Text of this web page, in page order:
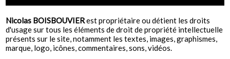
Nicolas BOISBOUVIERest propriétaire ou détient les droits
d'usage sur tous les éléments de droit de propriété intellectuelle
présents sur le site, notamment les textes, images, graphismes,
marque, logo, icônes, commentaires, sons, vidéos.